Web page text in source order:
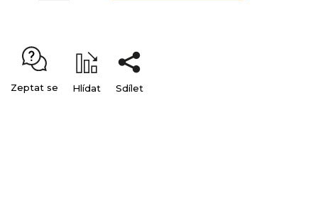
Zeptat se Hlídat Sdílet